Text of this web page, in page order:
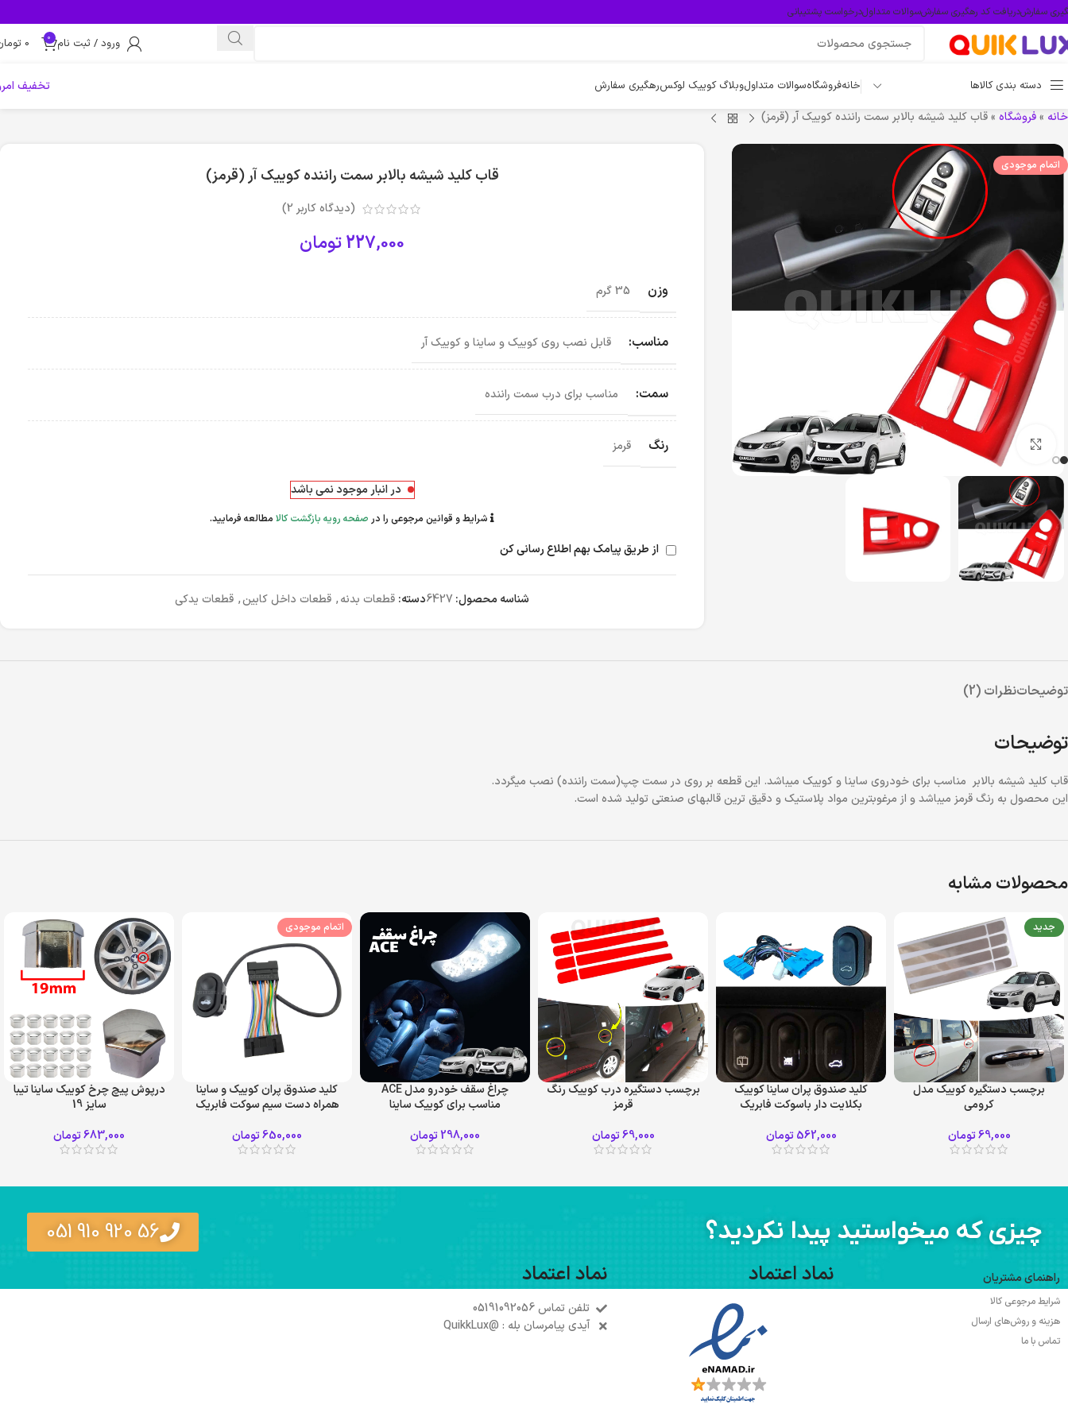
سفارشدریافت کد رهگیری سفارشسوالات متداولدرخواست پشتیبانی
ورود / ثبت نام 0
0
دسته بندی کالاها خانهفروشگاهسوالات متداولوبلاگ کوییک لوکسرهگیری سفارش
تخفیف
خانه »فروشگاه »قاب کلید شیشه بالابر سمت راننده کوییک آر (قرمز)
اتمام موجودی
بزرگنمایی تصویر
قاب کلید شیشه بالابر سمت راننده کوییک آر (قرمز)
(دیدگاه کاربر 2
)
227,000تومان
وزن 35 گرم
مناسب: قابل نصب روی کوییک و ساینا و کوییک آر
سمت: مناسب برای درب سمت راننده
رنگ قرمز
در انبار موجود نمی باشد
شرایط و قوانین مرجوعی را در صفحه رویه بازگشت کالا مطالعه فرمایید.
از طریق پیامک بهم اطلاع رسانی کن
شناسه محصول: 6427دسته: قطعات بدنه, قطعات داخل کابین, قطعات یدکی
توضیحاتنظرات (2)
توضیحات
قاب کلید شیشه بالابر مناسب برای خودروی ساینا و کوییک میباشد. این قطعه بر روی در سمت چپ(سمت راننده) نصب میگردد.
این محصول به رنگ قرمز میباشد و از مرغوبترین مواد پلاستیک و دقیق ترین قالبهای صنعتی تولید شده است.
محصولات مشابه
جدید
برچسب دستگیره کوییک مدل
کرومی
69,000تومان
کلید صندوق پران ساینا کوییک
بکلایت دار باسوکت فابریک
562,000 تومان
برچسب دستگیره درب کوییک رنگ
قرمز
69,000تومان
چراغ سقف خودرو مدل ACE
مناسب برای کوییک ساینا
298,000تومان
اتمام موجودی
کلید صندوق پران کوییک و ساینا
همراه دست سیم سوکت فابریک
650,000تومان
درپوش پیچ چرخ کوییک ساینا تیبا
سایز 19
683,000تومان
چیزی که میخواستید پیدا نکردید؟ 56 920 910 051
راهنمای مشتریان
شرایط مرجوعی کالا
هزینه و روش‌های ارسال
تماس با ما
نماد اعتماد نماد اعتماد
تلفن تماس 05191092056
آیدی پیامرسان بله : @QuikkLux